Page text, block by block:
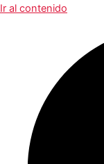
Ir al contenido